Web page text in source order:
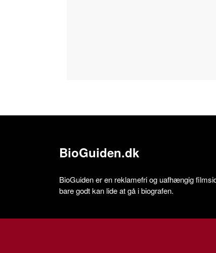
BioGuiden.dk
BioGuiden er en reklamefri og uafhængig
bare godt kan lide at gå i biografen.